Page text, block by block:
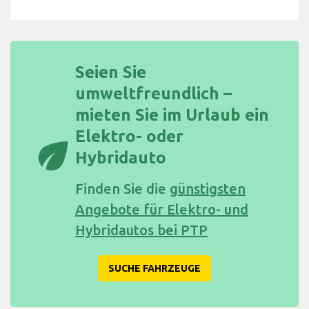
eco
Seien Sie
umweltfreundlich –
mieten Sie im Urlaub ein
Elektro- oder
Hybridauto
Finden Sie die günstigsten
Angebote für Elektro- und
Hybridautos bei PTP
SUCHE FAHRZEUGE